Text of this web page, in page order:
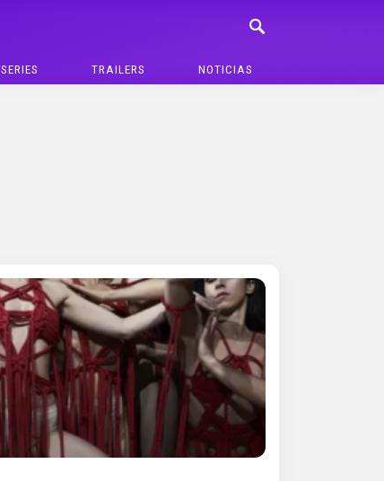
SERIES TRAILERS NOTICIAS